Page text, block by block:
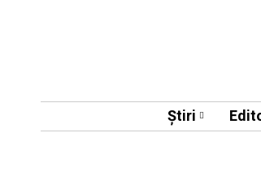
Știri